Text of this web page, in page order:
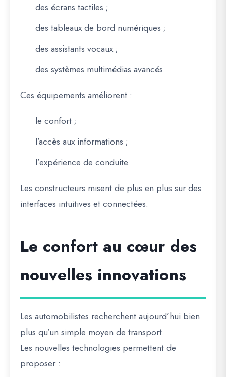
des écrans tactiles ;
des tableaux de bord numériques ;
des assistants vocaux ;
des systèmes multimédias avancés.
Ces équipements améliorent :
le confort ;
l’accès aux informations ;
l’expérience de conduite.
Les constructeurs misent de plus en plus sur des
interfaces intuitives et connectées.
Le confort au cœur des
nouvelles innovations
Les automobilistes recherchent aujourd’hui bien
plus qu’un simple moyen de transport.
Les nouvelles technologies permettent de
proposer :